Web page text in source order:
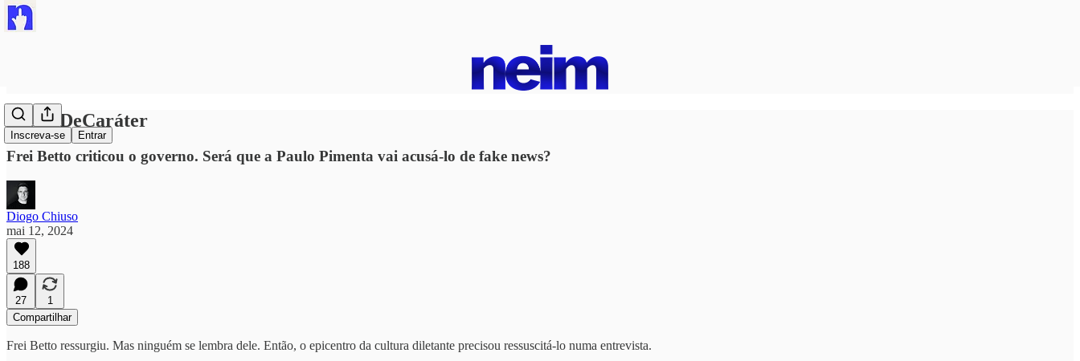
Inscreva-se Entrar
#FaltaDeCaráter
Frei Betto criticou o governo. Será que a Paulo Pimenta vai acusá-lo de fake news?
Diogo Chiuso
mai 12, 2024
188
27
1
Compartilhar
Frei Betto ressurgiu. Mas ninguém se lembra dele. Então, o epicentro da cultura diletante precisou ressuscitá-lo numa entrevista.